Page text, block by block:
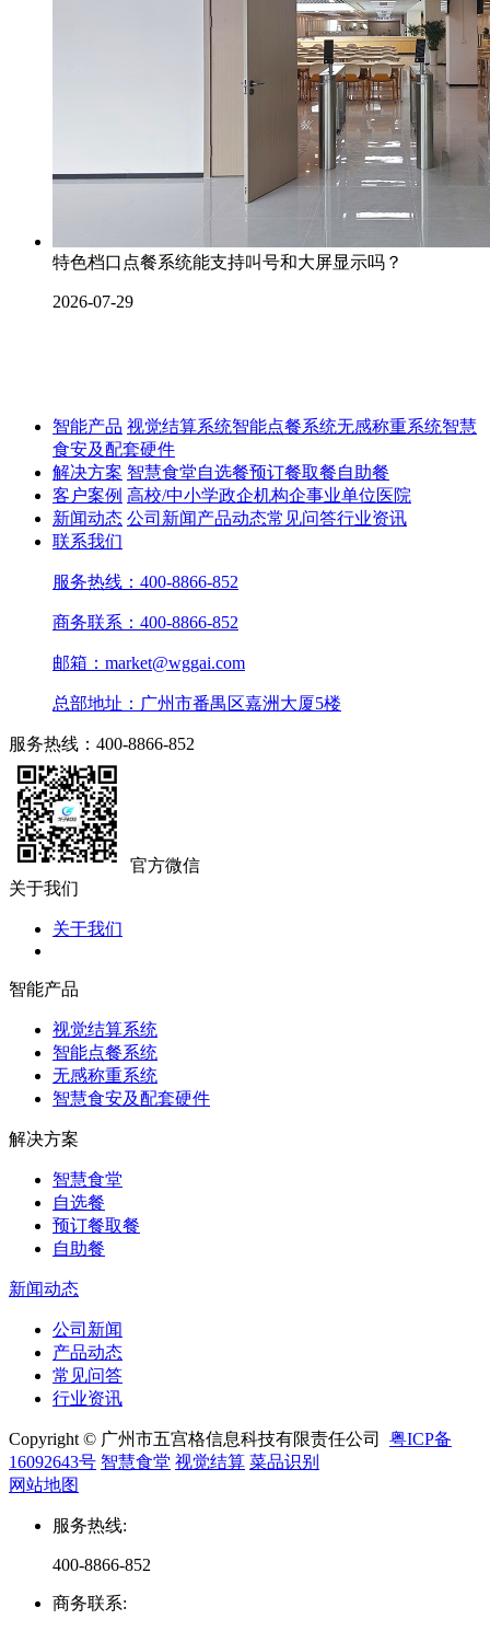
特色档口点餐系统能支持叫号和大屏显示吗？
2026-07-29
智能产品 视觉结算系统智能点餐系统无感称重系统智慧
食安及配套硬件
解决方案 智慧食堂自选餐预订餐取餐自助餐
客户案例 高校/中小学政企机构企事业单位医院
新闻动态 公司新闻产品动态常见问答行业资讯
联系我们
服务热线：400-8866-852
商务联系：400-8866-852
邮箱：market@wggai.com
总部地址：广州市番禺区嘉洲大厦5楼
服务热线：400-8866-852
官方微信
关于我们
关于我们
智能产品
视觉结算系统
智能点餐系统
无感称重系统
智慧食安及配套硬件
解决方案
智慧食堂
自选餐
预订餐取餐
自助餐
新闻动态
公司新闻
产品动态
常见问答
行业资讯
Copyright © 广州市五宫格信息科技有限责任公司 粤ICP备
16092643号 智慧食堂 视觉结算 菜品识别
网站地图
服务热线:
400-8866-852
商务联系: